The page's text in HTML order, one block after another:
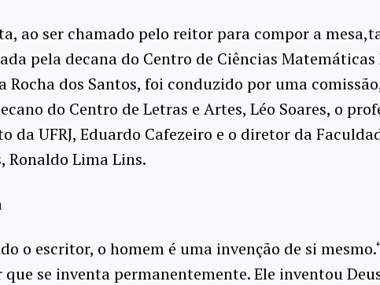
ao ser chamado pelo reitor para compor a
pela decana do Centro de Ciências Matemáticas
Rocha dos Santos, foi conduzido por uma
do Centro de Letras e Artes, Léo Soares, o
da UFRJ, Eduardo Cafezeiro e o diretor da
Ronaldo Lima Lins.
o escritor, o homem é uma invenção de si
que se inventa permanentemente. Ele inventou